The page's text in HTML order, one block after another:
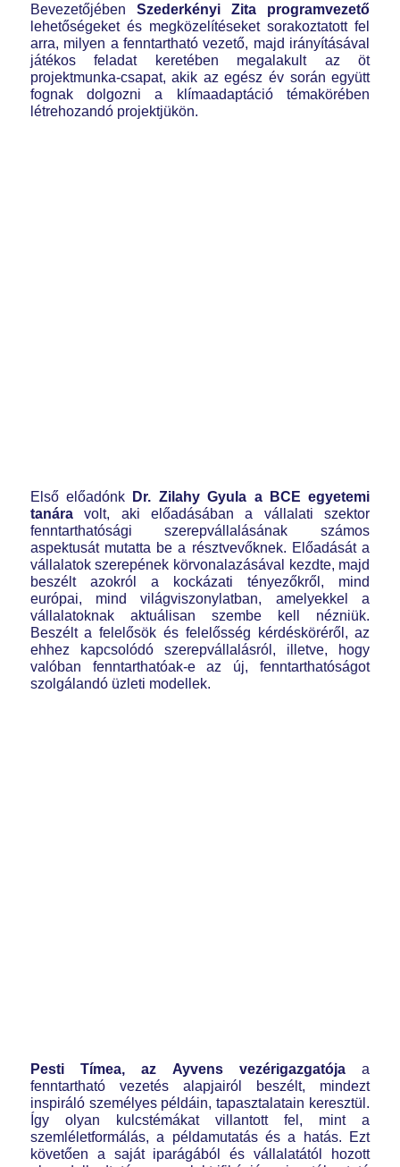
Bevezetőjében Szederkényi Zita
programvezető
lehetőségeket és megközelítéseket sorakoztatott fel
arra, milyen a fenntartható vezető, majd irányításával
játékos feladat keretében megalakult az öt
projektmunka-csapat, akik az egész év során együtt
fognak dolgozni a klímaadaptáció témakörében
létrehozandó projektjükön.
Első előadónk Dr. Zilahy Gyula a BCE egyetemi
tanáravolt, aki előadásában a vállalati szektor
fenntarthatósági szerepvállalásának számos
aspektusát mutatta be a résztvevőknek. Előadását a
vállalatok szerepének körvonalazásával kezdte, majd
beszélt azokról a kockázati tényezőkről, mind
európai, mind világviszonylatban, amelyekkel a
vállalatoknak aktuálisan szembe kell nézniük.
Beszélt a felelősök és felelősség kérdésköréről, az
ehhez kapcsolódó szerepvállalásról, illetve, hogy
valóban fenntarthatóak-e az új, fenntarthatóságot
szolgálandó üzleti modellek.
Pesti Tímea, az Ayvens vezérigazgatója a
fenntartható vezetés alapjairól beszélt, mindezt
inspiráló személyes példáin, tapasztalatain keresztül.
Így olyan kulcstémákat villantott fel, mint a
szemléletformálás, a példamutatás és a hatás. Ezt
követően a saját iparágából és vállalatától hozott